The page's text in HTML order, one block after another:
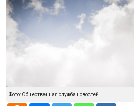
Фото: Общественная служба новостей